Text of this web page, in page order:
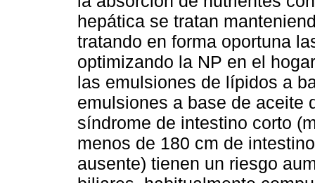
hepática se tratan
tratando en forma oportuna
optimizando la NP en el
las emulsiones de lípidos a
emulsiones a base de aceite
síndrome de intestino corto
menos de 180 cm de
ausente) tienen un riesgo